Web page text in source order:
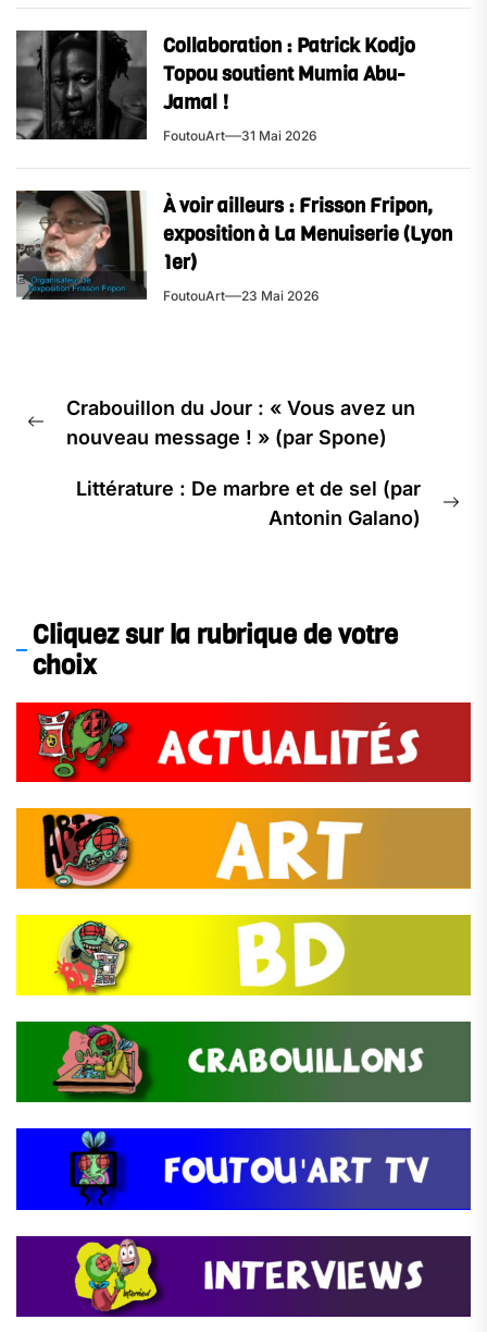
Collaboration : Patrick Kodjo
Topou soutient Mumia Abu-
Jamal !
FoutouArt 31 Mai 2026
À voir ailleurs : Frisson Fripon,
exposition à La Menuiserie (Lyon
1er)
FoutouArt 23 Mai 2026
de
l’article
Previous
Crabouillon du Jour : « Vous avez un
nouveau message ! » (par Spone)
Littérature : De marbre et de sel (par
Antonin Galano)
Cliquez sur la rubrique de votre
choix